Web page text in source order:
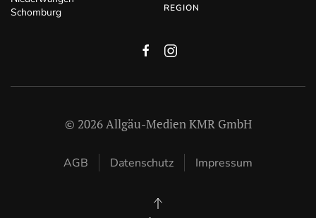
Schomburg
REGION
© 2026Allgäu-Medien KMR GmbH
AGB Datenschutz Impressum